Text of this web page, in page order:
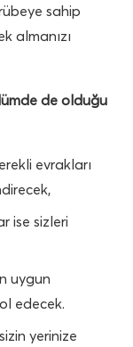
sahip
almanızı
de olduğu
evrakları
ise sizleri
uygun
edecek.
yerinize